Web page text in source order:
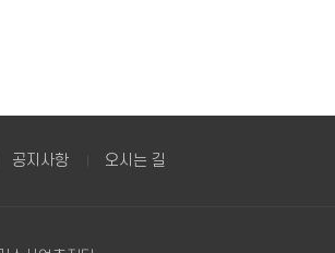
공지사항 오시는 길